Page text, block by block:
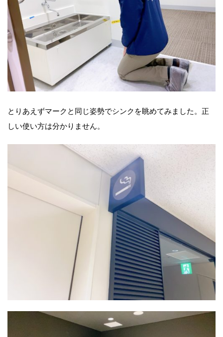
とりあえずマークと同じ姿勢でシンクを眺めてみました。正
しい使い方は分かりません。